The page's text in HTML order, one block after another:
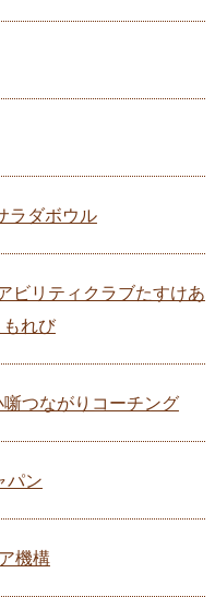
ラダボウル
ビリティクラブたすけあ
れび
つながりコーチング
パン
機構